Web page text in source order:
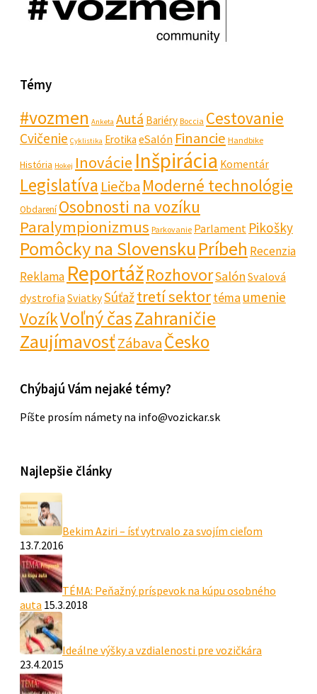
Témy
#vozmen Anketa Autá Bariéry Boccia Cestovanie
Cvičenie Cyklistika Erotika eSalón Financie Handbike
História Hokej Inovácie Inšpirácia Komentár
Legislatíva Liečba Moderné technológie
Obdarení Osobnosti na vozíku
Paralympionizmus Parkovanie Parlament Pikošky
Pomôcky na SlovenskuPríbeh Recenzia
Reklama ReportážRozhovorSalón Svalová
dystrofiaSviatkySúťažtretí sektortéma umenie
VozíkVoľný časZahraničie
ZaujímavosťZábavaČesko
Chýbajú Vám nejaké témy?
Píšte prosím námety na info@vozickar.sk
Najlepšie články
Bekim Aziri – ísť vytrvalo za svojím cieľom
13.7.2016
TÉMA: Peňažný príspevok na kúpu osobného
auta 15.3.2018
Ideálne výšky a vzdialenosti pre vozičkára
23.4.2015